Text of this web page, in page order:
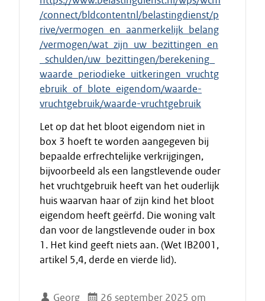
/connect/bldcontentnl/belastingdienst/p
rive/vermogen_en_aanmerkelijk_belang
/vermogen/wat_zijn_uw_bezittingen_en
_schulden/uw_bezittingen/berekening_
waarde_periodieke_uitkeringen_vruchtg
ebruik_of_blote_eigendom/waarde-
vruchtgebruik/waarde-vruchtgebruik
Let op dat het bloot eigendom niet in
box 3 hoeft te worden aangegeven bij
bepaalde erfrechtelijke verkrijgingen,
bijvoorbeeld als een langstlevende ouder
het vruchtgebruik heeft van het ouderlijk
huis waarvan haar of zijn kind het bloot
eigendom heeft geërfd. Die woning valt
dan voor de langstlevende ouder in box
1. Het kind geeft niets aan. (Wet IB2001,
artikel 5,4, derde en vierde lid).
Georg 26 september 2025 om